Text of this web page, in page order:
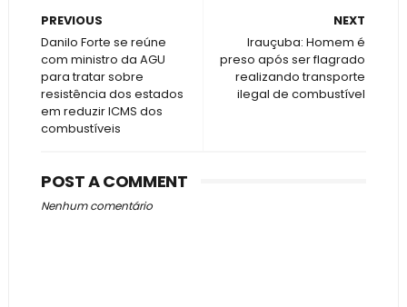
NEXT
Irauçuba: Homem é
preso após ser flagrado
realizando transporte
ilegal de combustível
PREVIOUS
Danilo Forte se reúne
com ministro da AGU
para tratar sobre
resistência dos estados
em reduzir ICMS dos
combustíveis
POST A COMMENT
Nenhum comentário